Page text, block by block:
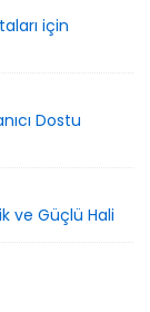
için
Dostu
ve Güçlü Hali